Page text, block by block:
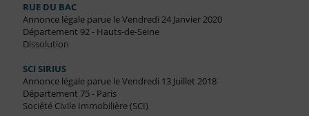
RUE DU BAC
Annonce légale parue le Vendredi 24 Janvier 2020
Département 92 - Hauts-de-Seine
Dissolution
SCI SIRIUS
Annonce légale parue le Vendredi 13 Juillet 2018
Département 75 - Paris
Société Civile Immobilière (SCI)